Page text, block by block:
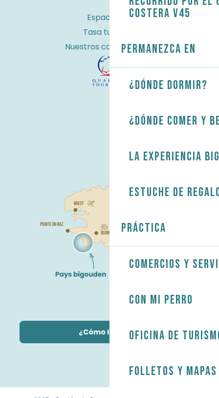
costera V45
Permanezca en
¿Dónde dormir?
¿Dónde comer y
La experiencia
Estuche de
Práctica
Comercios y
Con mi perro
Oficina de
Folletos y mapas
Espacio Pro
Tasa turística
Nuestros compromisos
¿Cómo llegar?